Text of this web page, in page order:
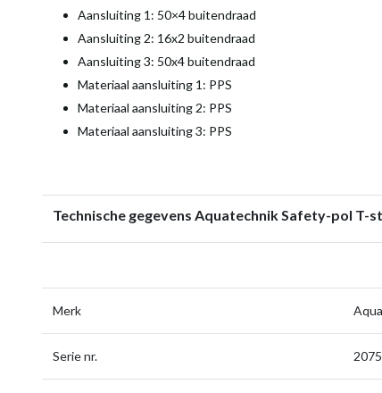
Aansluiting 1: 50×4 buitendraad
Aansluiting 2: 16x2 buitendraad
Aansluiting 3: 50x4 buitendraad
Materiaal aansluiting 1: PPS
Materiaal aansluiting 2: PPS
Materiaal aansluiting 3: PPS
Technische gegevens Aquatechnik Safety-pol T-
Merk
Serie nr.